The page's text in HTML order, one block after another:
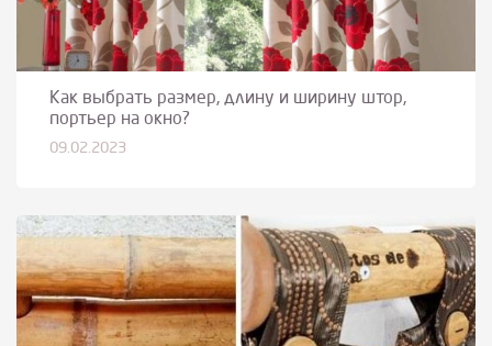
Как выбрать размер, длину и ширину штор,
портьер на окно?
09.02.2023